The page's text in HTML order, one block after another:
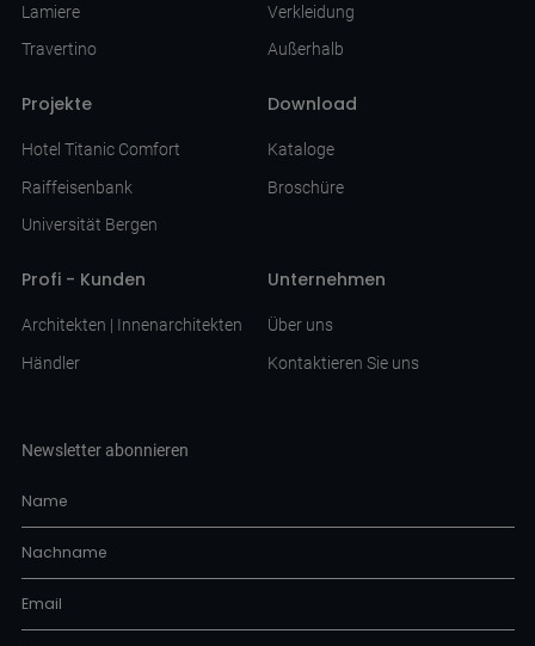
Lamiere
Travertino
Verkleidung
Außerhalb
Projekte
Hotel Titanic Comfort
Raiffeisenbank
Universität Bergen
Download
Kataloge
Broschüre
Profi - Kunden
Architekten | Innenarchitekten
Händler
Unternehmen
Über uns
Kontaktieren Sie uns
Newsletter abonnieren